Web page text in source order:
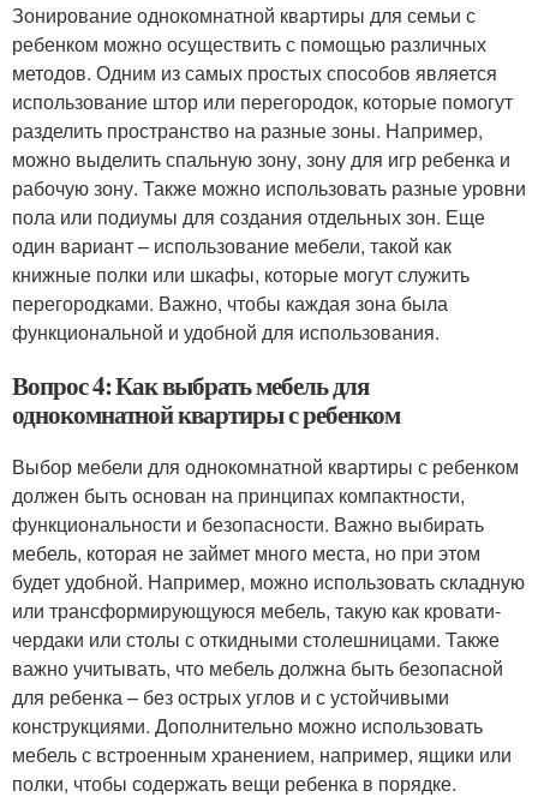
Зонирование однокомнатной квартиры для семьи с
ребенком можно осуществить с помощью различных
методов. Одним из самых простых способов является
использование штор или перегородок, которые помогут
разделить пространство на разные зоны. Например,
можно выделить спальную зону, зону для игр ребенка и
рабочую зону. Также можно использовать разные уровни
пола или подиумы для создания отдельных зон. Еще
один вариант – использование мебели, такой как
книжные полки или шкафы, которые могут служить
перегородками. Важно, чтобы каждая зона была
функциональной и удобной для использования.
Вопрос 4: Как выбрать мебель для
однокомнатной квартиры с ребенком
Выбор мебели для однокомнатной квартиры с ребенком
должен быть основан на принципах компактности,
функциональности и безопасности. Важно выбирать
мебель, которая не займет много места, но при этом
будет удобной. Например, можно использовать складную
или трансформирующуюся мебель, такую как кровати-
чердаки или столы с откидными столешницами. Также
важно учитывать, что мебель должна быть безопасной
для ребенка – без острых углов и с устойчивыми
конструкциями. Дополнительно можно использовать
мебель с встроенным хранением, например, ящики или
полки, чтобы содержать вещи ребенка в порядке.